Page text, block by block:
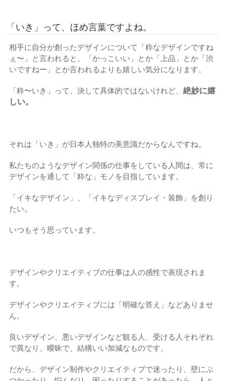
「いき」って、ほめ言葉ですよね。
相手に自分が創ったデザインについて「粋なデザインですね
ぇ〜」と言われると、「かっこいい」とか「上品」とか「渋
いですねー」とか言われるよりも嬉しい気分になります。
「粋〜いき」って、決して具体的ではないけれど、絶妙に嬉
しい。
それは「いき」が日本人独特の美意識だからなんですね。
私たちのようなデザイン関係の仕事をしている人間は、常に
デザインを通して「粋な」モノを目指しています。
「イキなデザイン」、「イキなディスプレイ・装飾」を創り
たい。
いつもそう思っています。
デザインやクリエイティブの仕事は人の感性で表現されま
す。
デザインやクリエイティブには「明確な答え」などありませ
ん。
良いデザイン、悪いデザインなど観る人、受ける人それぞれ
で異なり、曖昧で、結構いい加減なものです。
だから、デザイン制作やクリエイティブで迷ったり、壁にぶ